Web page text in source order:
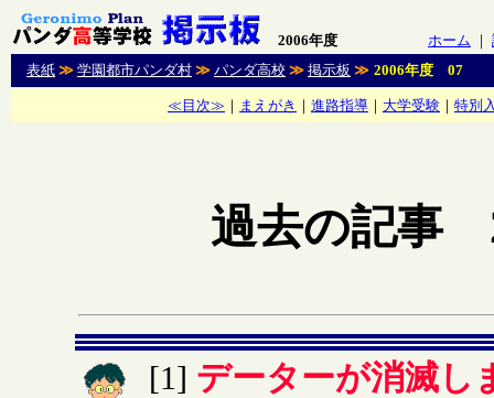
2006年度 ホーム ｜
表紙 ≫ 学園都市パンダ村 ≫ パンダ高校 ≫ 掲示板 ≫ 2006年度 07
≪目次≫ ｜ まえがき ｜ 進路指導 ｜ 大学受験 ｜ 特別
過去の記事
[1] データーが消滅し